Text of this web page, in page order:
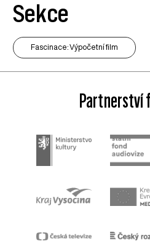
Sekce
Fascinace: Výpočetní film
Partnerství